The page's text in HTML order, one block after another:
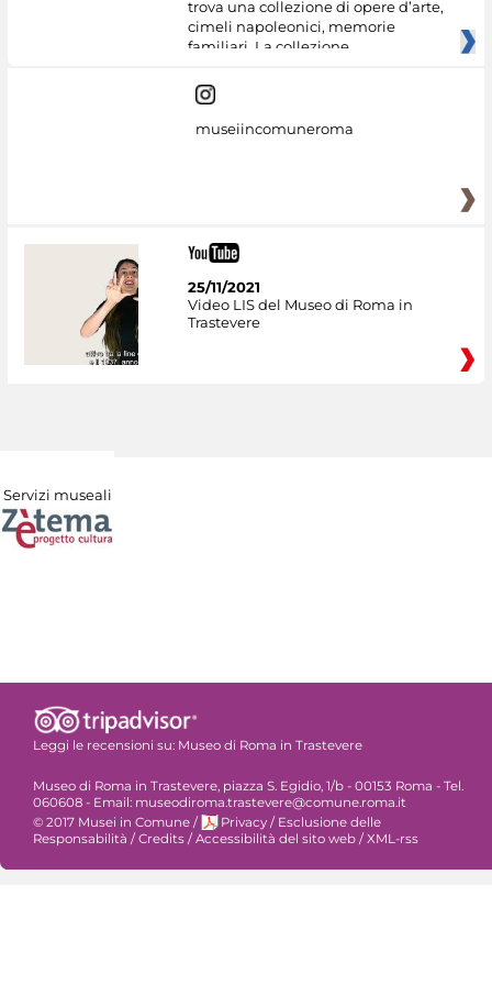
trova una collezione di opere d’arte,
cimeli napoleonici, memorie
familiari. La collezione
museiincomuneroma
25/11/2021
Video LIS del Museo di Roma in
Trastevere
Servizi museali
Leggi le recensioni su: Museo di Roma in Trastevere
Museo di Roma in Trastevere, piazza S. Egidio, 1/b - 00153 Roma - Tel.
060608 - Email: museodiroma.trastevere@comune.roma.it
© 2017 Musei in Comune / Privacy / Esclusione delle
Responsabilità / Credits / Accessibilità del sito web / XML-rss